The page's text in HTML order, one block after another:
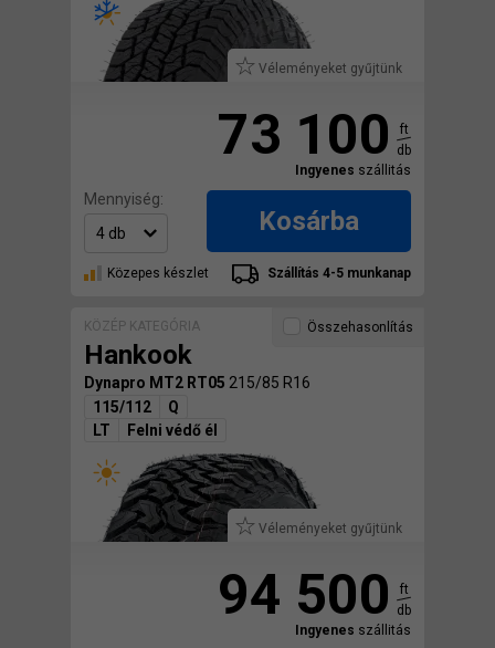
Véleményeket gyűjtünk
73 100
ft
db
Ingyenes szállitás
Mennyiség:
Kosárba
Közepes készlet Szállítás 4-5 munkanap
KÖZÉP KATEGÓRIA
Hankook
Dynapro MT2 RT05 215/85 R16
115/112
Q
LT
Felni védő él
Véleményeket gyűjtünk
Összehasonlítás
94 500
ft
db
Ingyenes szállitás